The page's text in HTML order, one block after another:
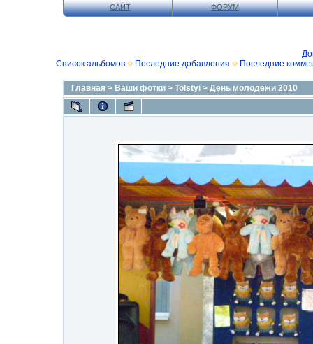
САЙТ ФОРУМ
Список альбомов
Последние добавления Последние
Главная > Ваши фотки > Tolstyi > День молодёжи 2010